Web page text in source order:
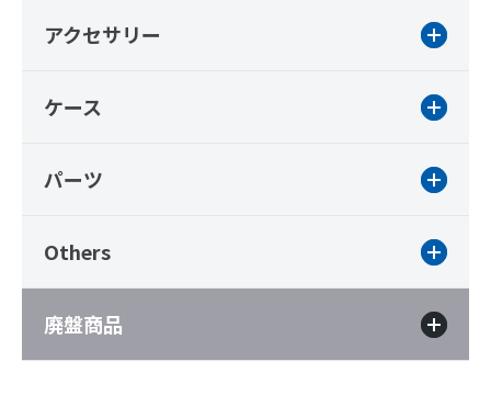
アクセサリー
ケース
パーツ
Others
廃盤商品